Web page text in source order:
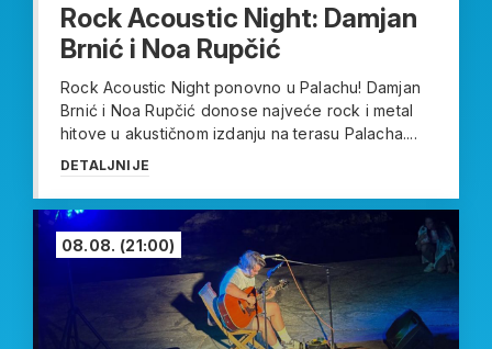
Rock Acoustic Night: Damjan
Brnić i Noa Rupčić
Rock Acoustic Night ponovno u Palachu! Damjan
Brnić i Noa Rupčić donose najveće rock i metal
hitove u akustičnom izdanju na terasu Palacha....
DETALJNIJE
08.08. (21:00)